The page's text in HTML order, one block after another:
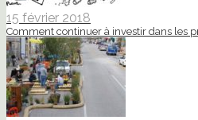
15 février 2018
Comment continuer à investir dans les